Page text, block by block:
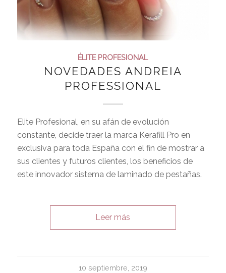
ÉLITE PROFESIONAL
NOVEDADES ANDREIA
PROFESSIONAL
Elite Profesional, en su afán de evolución
constante, decide traer la marca Kerafill Pro en
exclusiva para toda España con el fin de mostrar a
sus clientes y futuros clientes, los beneficios de
este innovador sistema de laminado de pestañas.
Leer más
10 septiembre, 2019